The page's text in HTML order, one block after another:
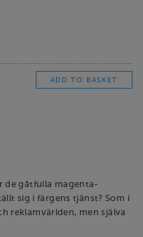
de gåtfulla magenta-
sig i färgens tjänst? Som i
reklamvärlden, men själva